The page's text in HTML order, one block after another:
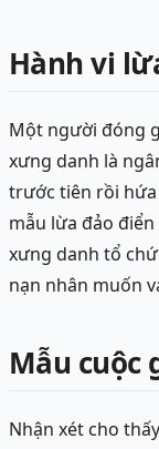
Hành vi
Một người đóng
xưng danh là
trước tiên rồi hứa
mẫu lừa đảo
xưng danh tổ
nạn nhân muốn
Mẫu cuộc
Nhận xét cho